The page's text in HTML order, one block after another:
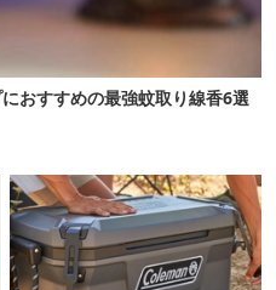
おすすめの最強蚊取り線香6選